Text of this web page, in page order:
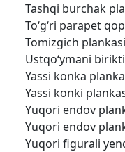
Tashqi burchak
To‘g‘ri parapet
Tomizgich
Ustqo‘ymani
Yassi konka
Yassi konki
Yuqori endov
Yuqori endov
Yuqori figurali